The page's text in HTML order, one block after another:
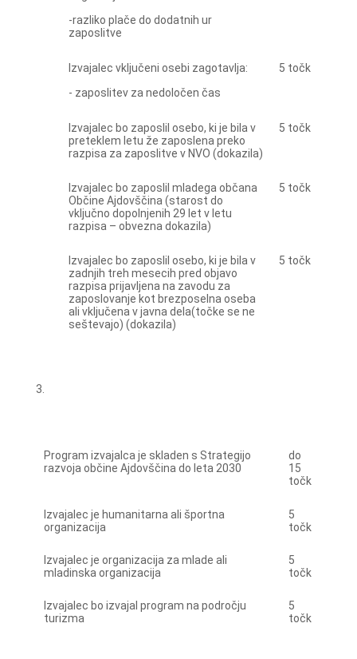
-razliko plače do dodatnih ur
zaposlitve
Izvajalec vključeni osebi zagotavlja:
- zaposlitev za nedoločen čas
5 točk
Izvajalec bo zaposlil osebo, ki je bila v
preteklem letu že zaposlena preko
razpisa za zaposlitve v NVO (dokazila)
5 točk
Izvajalec bo zaposlil mladega občana
Občine Ajdovščina (starost do
vključno dopolnjenih 29 let v letu
razpisa – obvezna dokazila)
5 točk
Izvajalec bo zaposlil osebo, ki je bila v
zadnjih treh mesecih pred objavo
razpisa prijavljena na zavodu za
zaposlovanje kot brezposelna oseba
ali vključena v javna dela(točke se ne
seštevajo) (dokazila)
5 točk
3.
Program izvajalca je skladen s Strategijo
razvoja občine Ajdovščina do leta 2030
do
15
točk
Izvajalec je humanitarna ali športna
organizacija
5
točk
Izvajalec je organizacija za mlade ali
mladinska organizacija
5
točk
Izvajalec bo izvajal program na področju
turizma
5
točk